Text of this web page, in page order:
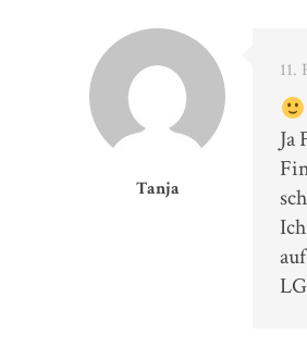
Tanja
11.
Ja